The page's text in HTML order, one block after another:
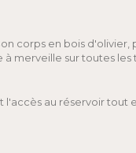
corps en bois
merveille sur toutes les
au réservoir tout